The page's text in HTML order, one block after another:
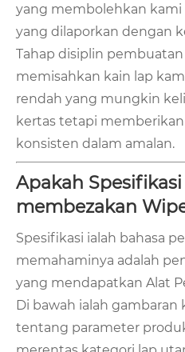
yang membolehkan kami
yang dilaporkan dengan
Tahap disiplin
memisahkan kain lap
rendah yang mungkin
kertas tetapi
konsisten dalam amalan.
Apakah
membezakan
Spesifikasi ialah bahasa
memahaminya adalah
yang mendapatkan Alat
Di bawah ialah
tentang parameter